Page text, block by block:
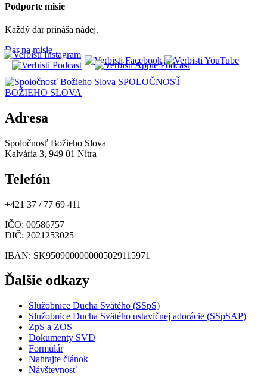
Podporte misie
Každý dar prináša nádej.
Dar na misie
SPOLOČNOSŤ
BOŽIEHO SLOVA
Adresa
Spoločnosť Božieho Slova
Kalvária 3, 949 01 Nitra
Telefón
+421 37 / 77 69 411
IČO: 00586757
DIČ: 2021253025
IBAN: SK9509000000005029115971
Ďalšie odkazy
Služobnice Ducha Svätého (SSpS)
Služobnice Ducha Svätého ustavičnej adorácie (SSpSAP)
ZpS a ZOS
Dokumenty SVD
Formulár
Nahrajte článok
Návštevnosť